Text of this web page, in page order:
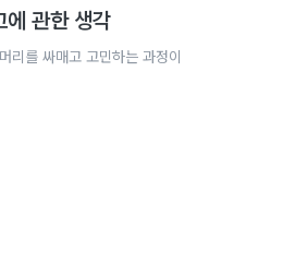
에 관한 생각
리를 싸매고 고민하는 과정이